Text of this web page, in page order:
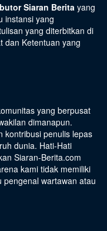
Siaran Berita yang
instansi yang
yang diterbitkan di
dan Ketentuan yang
yang berpusat
dimanapun.
kontribusi penulis lepas
dunia. Hati-Hati
Siaran-Berita.com
kami tidak memiliki
wartawan atau